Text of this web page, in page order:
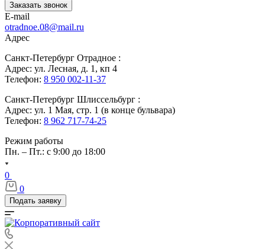
Заказать звонок
E-mail
otradnoe.08@mail.ru
Адрес
Санкт-Петербург Отрадное :
Адрес: ул. Лесная, д. 1, кп 4
Телефон: 8 950 002-11-37
Санкт-Петербург Шлиссельбург :
Адрес: ул. 1 Мая, стр. 1 (в конце бульвара)
Телефон: 8 962 717-74-25
Режим работы
Пн. – Пт.: с 9:00 до 18:00
0
0
Подать заявку